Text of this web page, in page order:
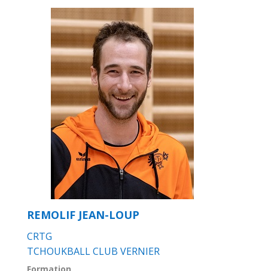
REMOLIF JEAN-LOUP
CRTG
TCHOUKBALL CLUB VERNIER